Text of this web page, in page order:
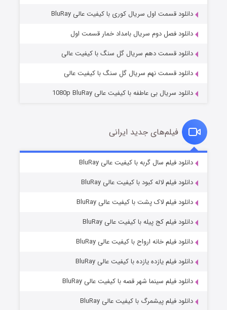
مردگان متحرک: شهر مرده ۳
قسمت۲ (زیرنویس) منتشر شد
قسمت۷ (زیرنویس) منتشر شد
دانلود قسمت اول سریال کوری با کیفیت عالی BluRay
دانلود فصل دوم سریال بامداد خمار قسمت اول
دانلود قسمت دهم سریال گل سنگ با کیفیت عالی
دانلود قسمت نهم سریال گل سنگ با کیفیت عالی
دانلود سریال بی عاطفه با کیفیت عالی 1080p BluRay
فیلم‌های جدید ایرانی
دانلود فیلم سال گربه با کیفیت عالی BluRay
دانلود فیلم لاله کبود با کیفیت عالی BluRay
دانلود فیلم لاک پشت با کیفیت عالی BluRay
دانلود فیلم کج‌ پیله با کیفیت عالی BluRay
دانلود فیلم خانه ارواح با کیفیت عالی BluRay
دانلود فیلم یازده یازده با کیفیت عالی BluRay
دانلود فیلم سینما شهر قصه با کیفیت عالی BluRay
دانلود فیلم پیشمرگ با کیفیت عالی BluRay